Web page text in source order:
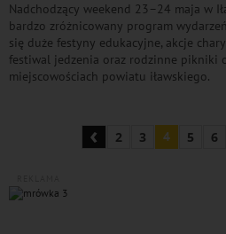
Nadchodzący weekend 23–24 maja w
bardzo zróżnicowany program
się duże festyny edukacyjne, akcje
festiwal jedzenia oraz rodzinne pikniki
miejscowościach powiatu iławskiego.
‹ 2 3 4 5 6